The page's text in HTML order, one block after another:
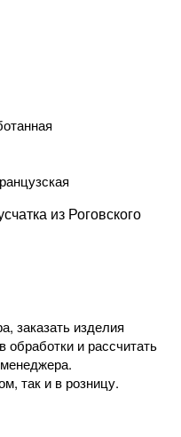
из Роговского
заказать изделия
обработки и рассчитать
так и в розницу.